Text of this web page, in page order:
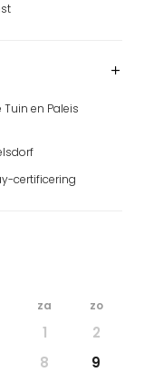
en Paleis
certificering
za zo
1
2
8
9